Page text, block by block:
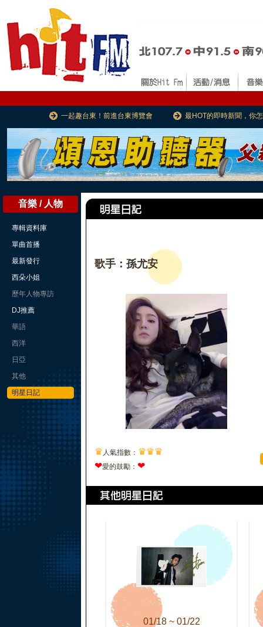
一起趣台東！前進台東博覽會 最HOT的即時新聞，你
音樂 / 人物
專輯資料庫
單曲首播
最新發行
西朵小姐
歷年人物專訪
DJ推薦
華語
西洋
日亞
其他
明星日記
歌手：孫尤安
♛ 人氣指數： ♛♛♛
❤愛的鼓勵： ❤
01/18 ~ 01/22